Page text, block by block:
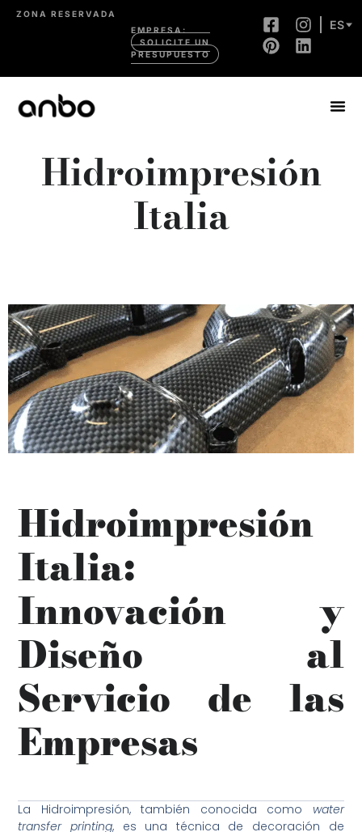
ZONA RESERVADA
EMPRESA:
SOLICITE UN
PRESUPUESTO
ES
Hidroimpresión
Italia
Hidroimpresión
Italia:
Innovación y
Diseño al
Servicio de las
Empresas
La Hidroimpresión, también conocida como water
transfer printing, es una técnica de decoración de